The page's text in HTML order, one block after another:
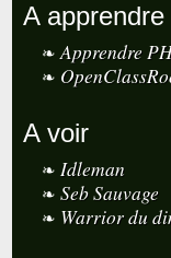
A apprendre
Apprendre
A voir
Idleman
Seb Sauvage
Warrior du